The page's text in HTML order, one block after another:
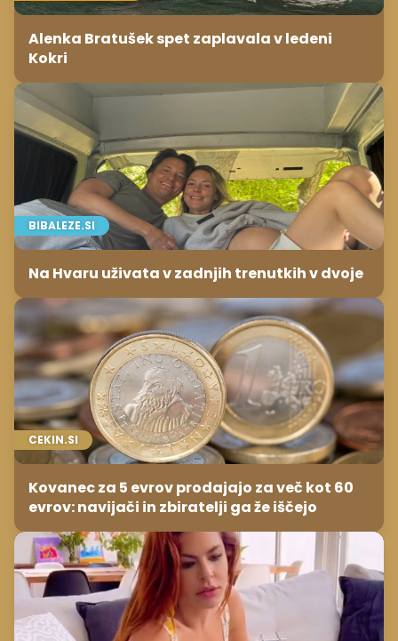
Alenka Bratušek spet zaplavala v ledeni
Kokri
BIBALEZE.SI
Na Hvaru uživata v zadnjih trenutkih v dvoje
CEKIN.SI
Kovanec za 5 evrov prodajajo za več kot 60
evrov: navijači in zbiratelji ga že iščejo